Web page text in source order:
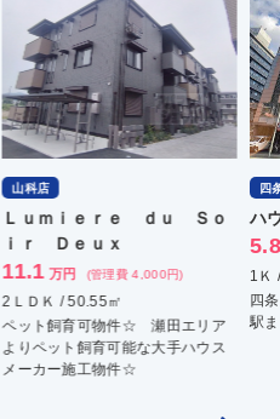
山科店
Ｌｕｍｉｅｒｅ ｄｕ Ｓｏ
ｉｒ Ｄｅｕｘ
11.1 万円 (管理費 4,000円)
2ＬＤＫ / 50.55㎡
ペット飼育可物件☆ 瀬田エリア
よりペット飼育可能な大手ハウス
メーカー施工物件☆
四
ハ
5.8
1Ｋ
四
駅